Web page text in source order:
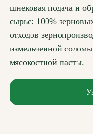
шнековая подача и
сырье: 100%
отходов
измельченной
мясокостной пасты.